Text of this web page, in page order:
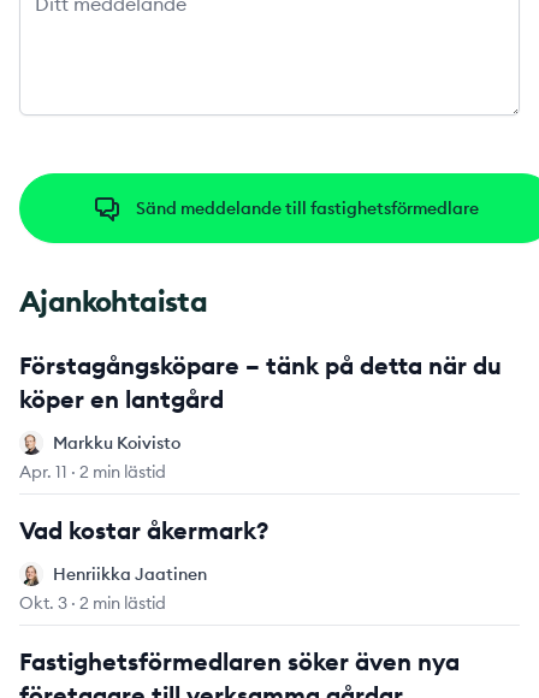
Sänd meddelande till fastighetsförmedlare
Ajankohtaista
Förstagångsköpare – tänk på detta när du
köper en lantgård
Markku Koivisto
Markku Koivisto
Apr. 11 · 2 min lästid
Vad kostar åkermark?
Henriikka Jaatinen
Henriikka Jaatinen
Okt. 3 · 2 min lästid
Fastighetsförmedlaren söker även nya